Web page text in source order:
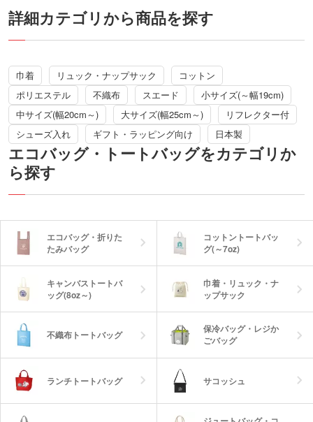
ューケース側面に学校名やチーム名を印
刷して、チームメンバーおそろいのシュ
詳細カテゴリから商品を探す
巾着 リュック・ナップサック
コットン
ポリエステル
不織布 スエード
小サイズ(～幅19cm)
中サイズ(幅20cm～)
大サイズ(幅25cm～)
リフレクター付
シューズ入れ
ギフト・ラッピング向け 日本製
エコバッグ・トートバッグをカテゴリか
ら探す
エコバッグ・折りた
たみバッグ
コットントートバッ
グ(～7oz)
キャンバストートバ
ッグ(8oz～)
巾着・リュック・ナ
ップサック
不織布トートバッグ
保冷バッグ・レジか
ごバッグ
ランチトートバッグ サコッシュ